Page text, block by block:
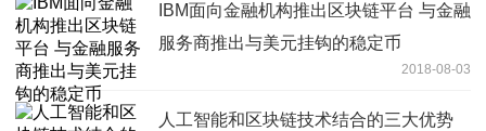
IBM面向金融机构推出区块链平台 与金融
服务商推出与美元挂钩的稳定币
2018-08-03
人工智能和区块链技术结合的三大优势